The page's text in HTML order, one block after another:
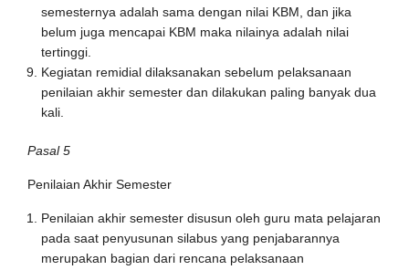
semesternya adalah sama dengan nilai KBM, dan jika
belum juga mencapai KBM maka nilainya adalah nilai
tertinggi.
Kegiatan remidial dilaksanakan sebelum pelaksanaan
penilaian akhir semester dan dilakukan paling banyak dua
kali.
Pasal 5
Penilaian Akhir Semester
Penilaian akhir semester disusun oleh guru mata pelajaran
pada saat penyusunan silabus yang penjabarannya
merupakan bagian dari rencana pelaksanaan